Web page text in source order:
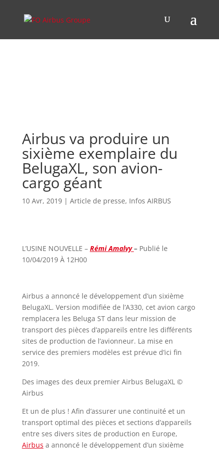
Airbus va produire un
sixième exemplaire du
BelugaXL, son avion-
cargo géant
10 Avr, 2019| Article de presse, Infos AIRBUS
L’USINE NOUVELLE – Rémi Amalvy– Publié le
10/04/2019 À 12H00
Airbus a annoncé le développement d’un sixième
BelugaXL. Version modifiée de l’A330, cet avion cargo
remplacera les Beluga ST dans leur mission de
transport des pièces d’appareils entre les différents
sites de production de l’avionneur. La mise en
service des premiers modèles est prévue d’ici fin
2019.
Des images des deux premier Airbus BelugaXL ©
Airbus
Et un de plus ! Afin d’assurer une continuité et un
transport optimal des pièces et sections d’appareils
entre ses divers sites de production en Europe,
Airbus a annoncé le développement d’un sixième